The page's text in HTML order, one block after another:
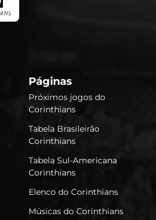
Páginas
Próximos jogos do
Corinthians
Tabela Brasileirão
Corinthians
Tabela Sul-Americana
Corinthians
Elenco do Corinthians
Músicas do Corinthians